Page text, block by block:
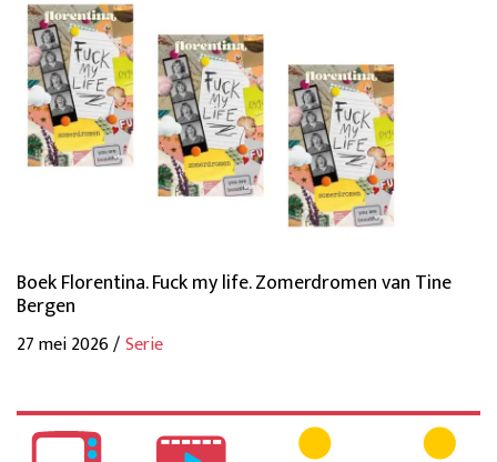
Boek Florentina. Fuck my life. Zomerdromen van Tine
Bergen
27 mei 2026 /Serie